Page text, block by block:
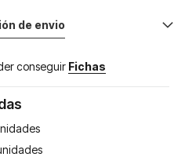
de envio
conseguir Fichas